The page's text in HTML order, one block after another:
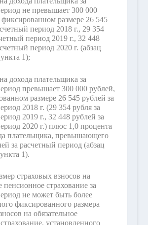
не превышает 300 000
размере 26 545
период 2018 г., 29 354
период 2019 г., 32 448
период 2020 г. (абзац
1);
дохода плательщика за
превышает 300 000 рублей,
размере 26 545 рублей за
2018 г. (29 354 рубля за
2019 г., 32 448 рублей за
2020 г.) плюс 1,0 процента
плательщика, превышающего
за расчетный период (абзац
1).
страховых взносов на
пенсионное страхование за
не может быть более
фиксированного размера
на обязательное
установленного